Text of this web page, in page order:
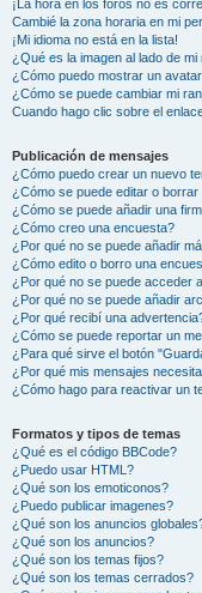
¡La hora en los foros no es
Cambié la zona horaria en mi
¡Mi idioma no está en la lista!
¿Qué es la imagen al lado de
¿Cómo puedo mostrar un
¿Cómo se puede cambiar mi
Cuando hago clic sobre el
Publicación de mensajes
¿Cómo puedo crear un nuevo
¿Cómo se puede editar o borrar
¿Cómo se puede añadir una
¿Cómo creo una encuesta?
¿Por qué no se puede añadir
¿Cómo edito o borro una
¿Por qué no se puede acceder
¿Por qué no se puede añadir
¿Por qué recibí una
¿Cómo se puede reportar un
¿Para qué sirve el botón
¿Por qué mis mensajes
¿Cómo hago para reactivar un
Formatos y tipos de temas
¿Qué es el código BBCode?
¿Puedo usar HTML?
¿Qué son los emoticonos?
¿Puedo publicar imagenes?
¿Qué son los anuncios
¿Qué son los anuncios?
¿Qué son los temas fijos?
¿Qué son los temas cerrados?